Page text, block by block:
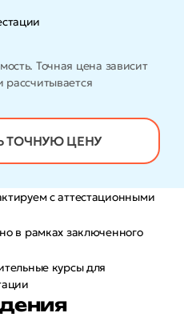
Точная цена зависит
ТОЧНУЮ ЦЕНУ
с аттестационными
в рамках заключенного
курсы для